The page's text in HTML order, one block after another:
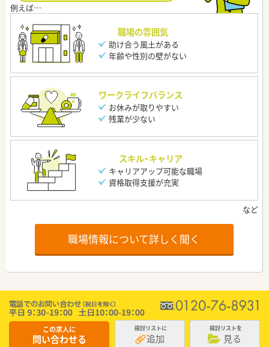
職場の雰囲気
助け合う風土がある
年齢や性別の壁がない
ワークライフバランス
お休みが取りやすい
残業が少ない
スキル・キャリア
キャリアアップ可能な職場
資格取得支援が充実
職場情報について詳しく聞く
この求人に
問い合わせる
検討リストに
追加
検討リストを
見る